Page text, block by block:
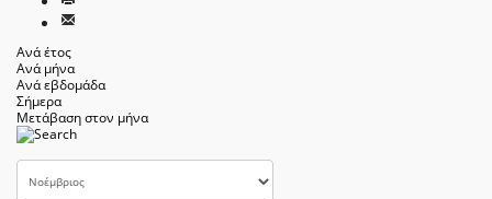
Ανά έτος
Ανά μήνα
Ανά εβδομάδα
Σήμερα
Μετάβαση στον μήνα